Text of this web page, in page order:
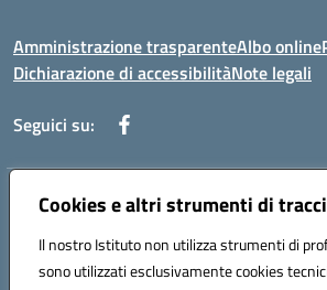
Cookies e altri strumenti di
Il nostro Istituto non utilizza strumenti di
sono utilizzati esclusivamente cookies
Amministrazione trasparenteAlbo online
Dichiarazione di accessibilitàNote legali
Seguici su:
Indirizzo:Via di Valle Zampea 2, 00036 Palestrina
Posta elettronica certificata (PEC):